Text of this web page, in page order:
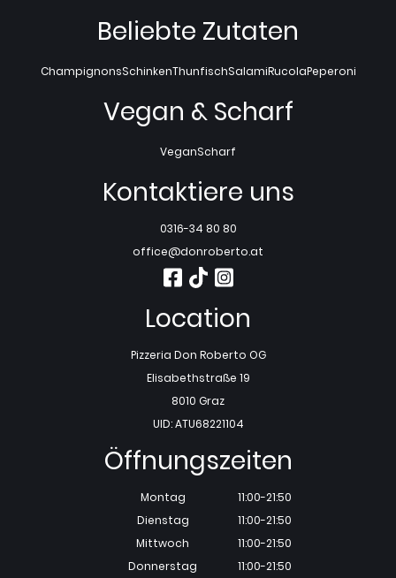
Beliebte Zutaten
ChampignonsSchinkenThunfischSalamiRucolaPeperoni
Vegan & Scharf
VeganScharf
Kontaktiere uns
0316-34 80 80
office@donroberto.at
Location
Pizzeria Don Roberto OG
Elisabethstraße 19
8010 Graz
UID: ATU68221104
Öffnungszeiten
Montag
Dienstag
Mittwoch
Donnerstag
11:00-21:50
11:00-21:50
11:00-21:50
11:00-21:50